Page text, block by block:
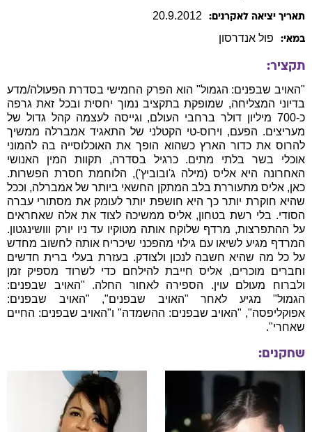
תאריך יציאה לאקרנים: 20.9.2012
במאי: פול אנדרסון
תקציר:
"האויב שבפנים: הגמול" הוא הפרק החמישי בסדרת הפעולה/מדע
בדיוני המצליחה, שמופקת בתקציב נמוך יחסית ובכל זאת גרפה
כ-700 מיליון דולר ברחבי העולם, וגייסה לעצמה קהל גדול של
מעריצים. הפעם, וירוס-טי הקטלני של התאגיד אמברלה ממשיך
להרוס את כדור הארץ כשהוא הופך את האוכלוסייה בה להמוני
אוכלי בשר בלתי מתים. כרגיל בסדרה, תקוות המין האנושי
האחרונה היא אליס (מילה ג'ובוביץ'), הלוחמת חסרת הפשרות.
כאן, אליס מתעוררת בלב המתקן החשאי ביותר של אמברלה, וככל
שהיא חוקרת יותר כך היא חושפת יותר לעומק את מסתורי עברה
הסודי. בלי רשת בטחון, אליס ממשיכה לצוד את אלה שאחראים
על ההתפרצות, מרדף שלוקח אותה מטוקיו עד ניו יורק ווושינגטון.
המרדף מגיע לשיאו עם גילוי מהפכני שיכריח אותה לחשוב מחדש
על כל מה שהיא חשבה לנכון ולצודק. בעזרת בעלי ברית חדשים
וחברים מוכרים, אליס חייבת להילחם כדי לשרוד מספיק זמן
ולברוח מעולם עוין. הספירה לאחור החלה. "האויב שבפנים:
הגמול" מגיע לאחר "האויב שבפנים", "האויב שבפנים:
אפוקליפסה", "האויב שבפנים: ההשמדה" ו"האויב שבפנים: החיים
שאחרי".
שחקנים: